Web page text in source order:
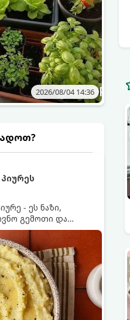
2026/08/04 14:36
- ეს ნაზი,
გემოთი და
მისი მომზადება
რამდენიმე
იცოდეთ, რომ
გამოვიდეს.